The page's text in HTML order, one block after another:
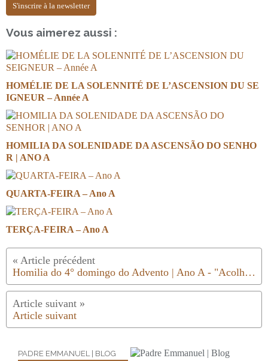
S'inscrire à la newsletter
Vous aimerez aussi :
HOMÉLIE DE LA SOLENNITÉ DE L’ASCENSION DU SE
IGNEUR – Année A
HOMILIA DA SOLENIDADE DA ASCENSÃO DO SENHO
R | ANO A
QUARTA-FEIRA – Ano A
TERÇA-FEIRA – Ano A
Homilia do 4° domingo do Advento | Ano A - "Acolhe, o Senhor vem ao nosso encontro."
Article suivant
PADRE EMMANUEL | BLOG